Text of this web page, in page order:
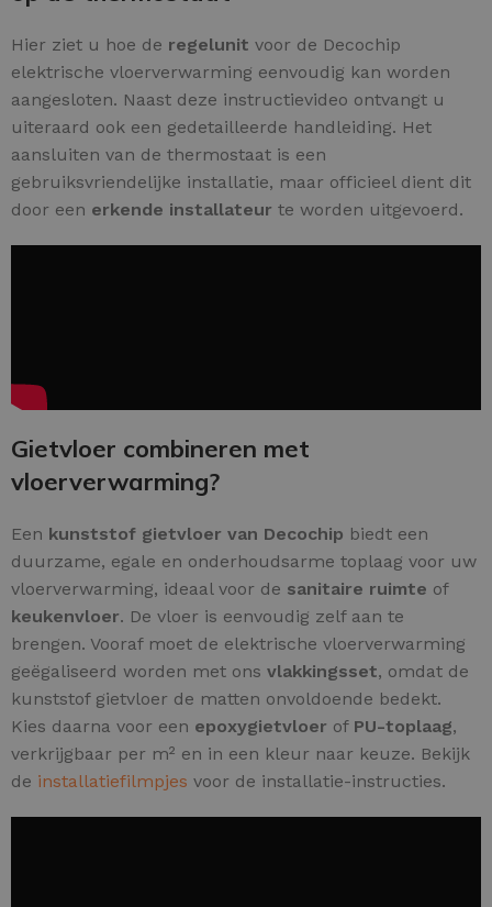
Hier ziet u hoe de regelunit voor de Decochip
elektrische vloerverwarming eenvoudig kan worden
aangesloten. Naast deze instructievideo ontvangt u
uiteraard ook een gedetailleerde handleiding. Het
aansluiten van de thermostaat is een
gebruiksvriendelijke installatie, maar officieel dient dit
door een erkende installateur te worden uitgevoerd.
Gietvloer combineren met
vloerverwarming?
Een kunststof gietvloer van Decochip biedt een
duurzame, egale en onderhoudsarme toplaag voor uw
vloerverwarming, ideaal voor de sanitaire ruimte of
keukenvloer. De vloer is eenvoudig zelf aan te
brengen. Vooraf moet de elektrische vloerverwarming
geëgaliseerd worden met ons vlakkingsset, omdat de
kunststof gietvloer de matten onvoldoende bedekt.
Kies daarna voor een epoxygietvloer of PU-toplaag,
verkrijgbaar per m² en in een kleur naar keuze. Bekijk
de installatiefilmpjes voor de installatie-instructies.